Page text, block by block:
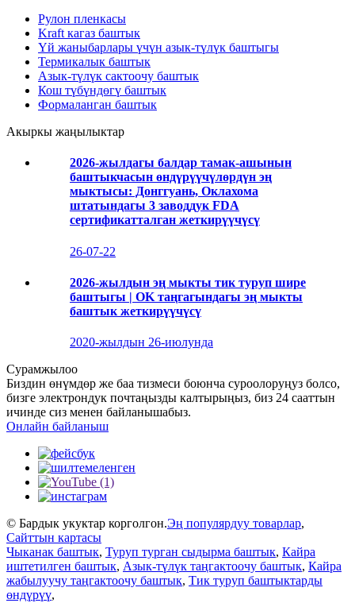
Рулон пленкасы
Kraft кагаз баштык
Үй жаныбарлары үчүн азык-түлүк баштыгы
Термикалык баштык
Азык-түлүк сактоочу баштык
Кош түбүндөгү баштык
Формаланган баштык
Акыркы жаңылыктар
2026-жылдагы балдар тамак-ашынын
баштыкчасын өндүрүүчүлөрдүн эң
мыктысы: Донггуань, Оклахома
штатындагы 3 заводдук FDA
сертификатталган жеткирүүчүсү
26-07-22
2026-жылдын эң мыкты тик туруп шире
баштыгы | OK таңгагындагы эң мыкты
баштык жеткирүүчүсү
2020-жылдын 26-июлунда
Сурамжылоо
Биздин өнүмдөр же баа тизмеси боюнча суроолоруңуз болсо,
бизге электрондук почтаңызды калтырыңыз, биз 24 сааттын
ичинде сиз менен байланышабыз.
Онлайн байланыш
© Бардык укуктар корголгон.Эң популярдуу товарлар,
Сайттын картасы
Чыканак баштык, Туруп турган сыдырма баштык, Кайра
иштетилген баштык, Азык-түлүк таңгактоочу баштык, Кайра
жабылуучу таңгактоочу баштык, Тик туруп баштыктарды
өндүрүү,